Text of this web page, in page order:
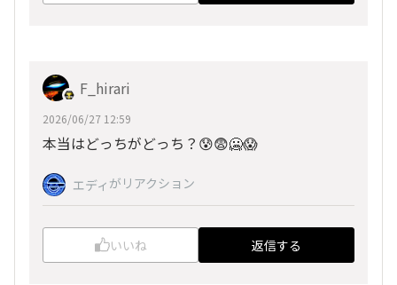
F_hirari
2026/06/27 12:59
本当はどっちがどっち？😰😨🥶😱
エディ がリアクション
いいね 返信する